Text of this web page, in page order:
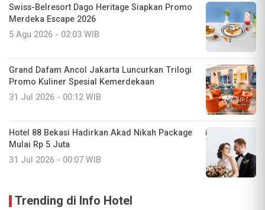
Swiss-Belresort Dago Heritage Siapkan Promo
Merdeka Escape 2026
5 Agu 2026 - 02:03 WIB
Grand Dafam Ancol Jakarta Luncurkan Trilogi
Promo Kuliner Spesial Kemerdekaan
31 Jul 2026 - 00:12 WIB
Hotel 88 Bekasi Hadirkan Akad Nikah Package
Mulai Rp 5 Juta
31 Jul 2026 - 00:07 WIB
Trending di Info Hotel